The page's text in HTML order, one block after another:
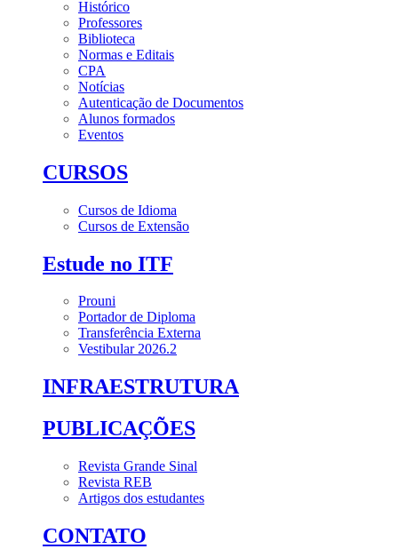
Histórico
Professores
Biblioteca
Normas e Editais
CPA
Notícias
Autenticação de Documentos
Alunos formados
Eventos
CURSOS
Cursos de Idioma
Cursos de Extensão
Estude no ITF
Prouni
Portador de Diploma
Transferência Externa
Vestibular 2026.2
INFRAESTRUTURA
PUBLICAÇÕES
Revista Grande Sinal
Revista REB
Artigos dos estudantes
CONTATO